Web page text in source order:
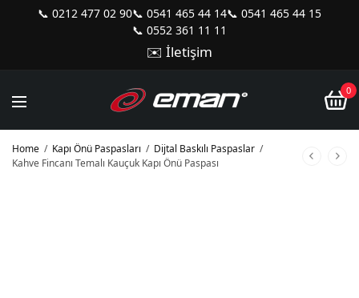
📞 0212 477 02 90📞 0541 465 44 14📞 0541 465 44 15
📞 0552 361 11 11
✉️ İletişim
0
Home / Kapı Önü Paspasları / Dijtal Baskılı Paspaslar /
Kahve Fincanı Temalı Kauçuk Kapı Önü Paspası